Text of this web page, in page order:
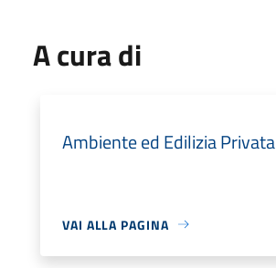
A cura di
Ambiente ed Edilizia Privata
VAI ALLA PAGINA